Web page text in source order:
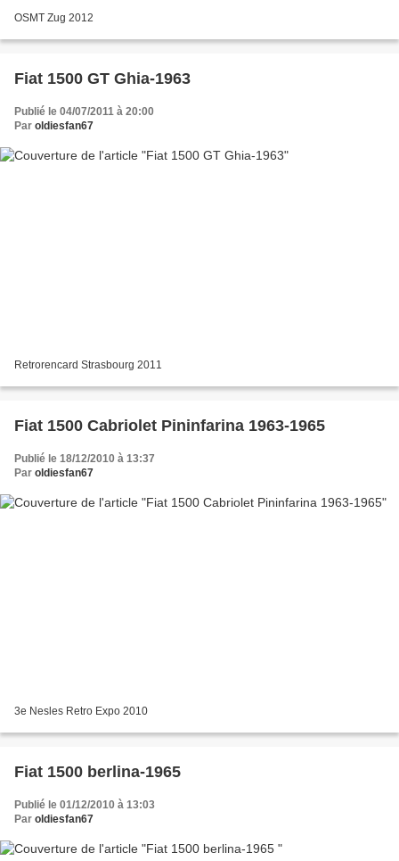
OSMT Zug 2012
Fiat 1500 GT Ghia-1963
Publié le 04/07/2011 à 20:00
Par oldiesfan67
Retrorencard Strasbourg 2011
Fiat 1500 Cabriolet Pininfarina 1963-1965
Publié le 18/12/2010 à 13:37
Par oldiesfan67
3e Nesles Retro Expo 2010
Fiat 1500 berlina-1965
Publié le 01/12/2010 à 13:03
Par oldiesfan67